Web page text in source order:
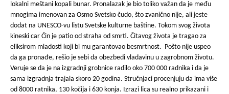
lokalni meštani kopali bunar. Pronalazak je bio toliko važan da je među
mnogima imenovan za Osmo Svetsko čudo, što zvanično nije, ali jeste
dodat na UNESCO-vu listu Svetske kulturne baštine. Tokom svog života
kineski car Ćin je patio od straha od smrti. Čitavog života je tragao za
eliksirom mladosti koji bi mu garantovao besmrtnost. Pošto nije uspeo
da ga pronađe, rešio je sebi da obezbedi vladavinu u zagrobnom životu.
Veruje se da je na izgradnji grobnice radilo oko 700 000 radnika i da je
sama izgradnja trajala skoro 20 godina. Stručnjaci procenjuju da ima više
od 8000 ratnika, 130 kočija i 630 konja. Izrazi lica su realno prikazani i